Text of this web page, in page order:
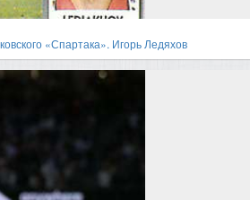
«Спартака». Игорь Ледяхов